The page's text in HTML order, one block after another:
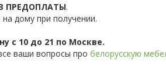
ПРЕДОПЛАТЫ.
на дому при получении.
с 10 до 21 по Москве.
ваши вопросы про белорусскую